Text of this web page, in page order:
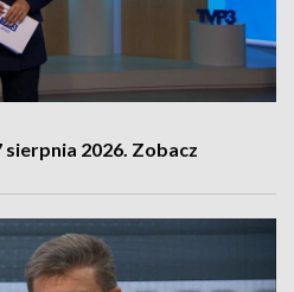
sierpnia 2026. Zobacz